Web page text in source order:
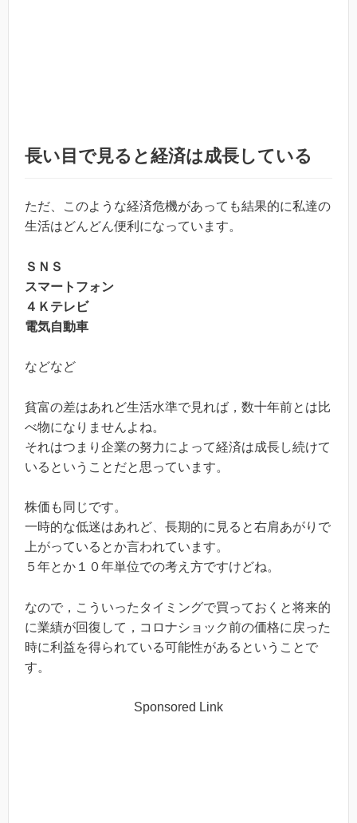
長い目で見ると経済は成長している
ただ、このような経済危機があっても結果的に私達の
生活はどんどん便利になっています。
ＳＮＳ
スマートフォン
４Ｋテレビ
電気自動車
などなど
貧富の差はあれど生活水準で見れば，数十年前とは比
べ物になりませんよね。
それはつまり企業の努力によって経済は成長し続けて
いるということだと思っています。
株価も同じです。
一時的な低迷はあれど、長期的に見ると右肩あがりで
上がっているとか言われています。
５年とか１０年単位での考え方ですけどね。
なので，こういったタイミングで買っておくと将来的
に業績が回復して，コロナショック前の価格に戻った
時に利益を得られている可能性があるということで
す。
Sponsored Link